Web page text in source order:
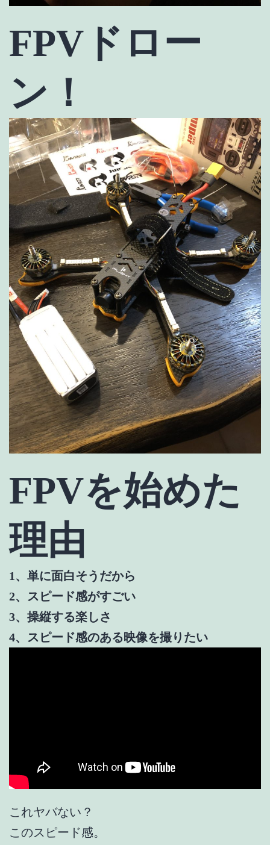
FPVドロー
ン！
FPVを始めた
理由
1、単に面白そうだから
2、スピード感がすごい
3、操縦する楽しさ
4、スピード感のある映像を撮りたい
これヤバない？
このスピード感。